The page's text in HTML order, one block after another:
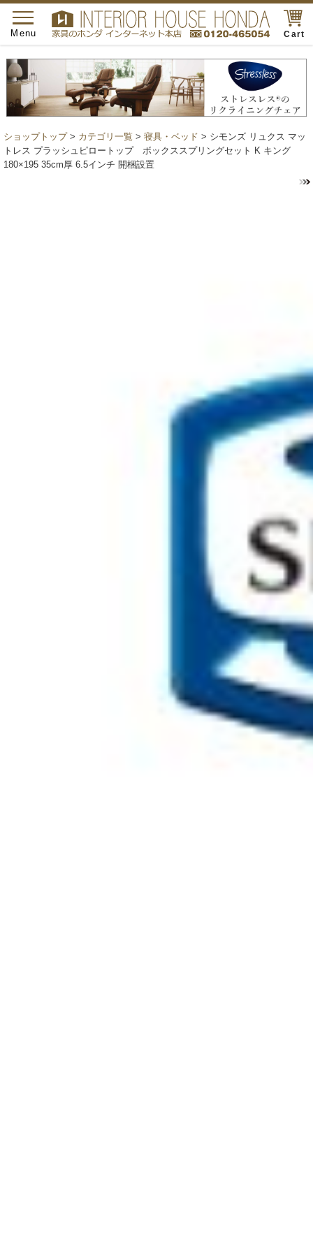
Cart
toggle
navigation
Menu
ショップトップ> カテゴリ一覧 > 寝具・ベッド > シモンズ リュクス マッ
トレス プラッシュピロートップ ボックススプリングセット K キング
180×195 35cm厚 6.5インチ 開梱設置